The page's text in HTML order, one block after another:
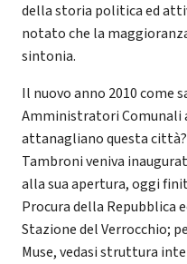
della storia politica ed
notato che la
sintonia.
Il nuovo anno 2010 come
Amministratori Comunali
attanagliano questa
Tambroni veniva
alla sua apertura, oggi
Procura della Repubblica
Stazione del Verrocchio;
Muse, vedasi struttura